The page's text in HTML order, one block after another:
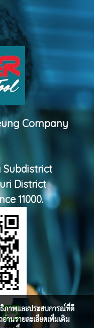
Company
Subdistrict
District
11000.
ธิภาพและประสบการณ์ที่ดี
านรายละเอียดเพิ่มเติม